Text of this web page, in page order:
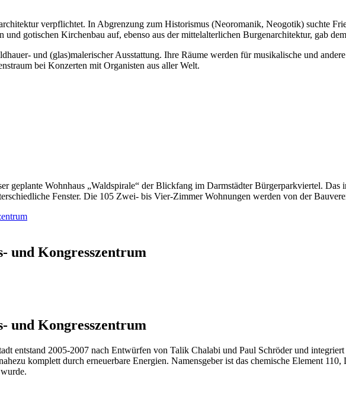
verpflichtet. In Abgrenzung zum Historismus (Neoromanik, Neogotik) suchte
und gotischen Kirchenbau auf, ebenso aus der mittelalterlichen Burgenarchitektur, gab
und (glas)malerischer Ausstattung. Ihre Räume werden für musikalische und
bei Konzerten mit Organisten aus aller Welt.
geplante Wohnhaus „Waldspirale“ der Blickfang im Darmstädter Bürgerparkviertel.
Fenster. Die 105 Zwei- bis Vier-Zimmer Wohnungen werden von der
und Kongresszentrum
und Kongresszentrum
entstand 2005-2007 nach Entwürfen von Talik Chalabi und Paul Schröder und
komplett durch erneuerbare Energien. Namensgeber ist das chemische Element